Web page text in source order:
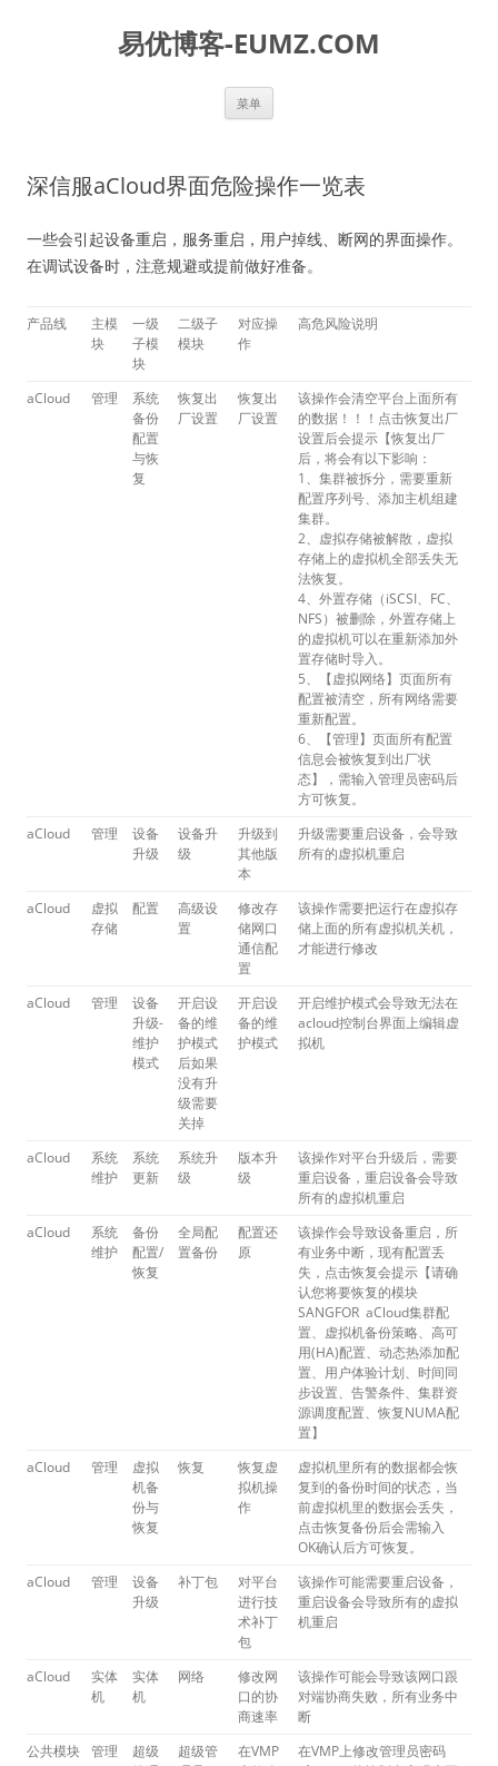
易优博客-EUMZ.COM
菜单
深信服aCloud界面危险操作一览表
一些会引起设备重启，服务重启，用户掉线、断网的界面操作。
在调试设备时，注意规避或提前做好准备。
产品线
主模
块
一级
子模
块
二级子
模块
对应操
作
高危风险说明
aCloud 管理
系统
备份
配置
与恢
复
恢复出
厂设置
恢复出
厂设置
该操作会清空平台上面所有
的数据！！！点击恢复出厂
设置后会提示【恢复出厂
后，将会有以下影响：
1、集群被拆分，需要重新
配置序列号、添加主机组建
集群。
2、虚拟存储被解散，虚拟
存储上的虚拟机全部丢失无
法恢复。
4、外置存储（iSCSI、FC、
NFS）被删除，外置存储上
的虚拟机可以在重新添加外
置存储时导入。
5、【虚拟网络】页面所有
配置被清空，所有网络需要
重新配置。
6、【管理】页面所有配置
信息会被恢复到出厂状
态】，需输入管理员密码后
方可恢复。
aCloud
管理
设备
升级
设备升
级
升级到
其他版
本
升级需要重启设备，会导致
所有的虚拟机重启
aCloud
虚拟
存储
配置
高级设
置
修改存
储网口
通信配
置
该操作需要把运行在虚拟存
储上面的所有虚拟机关机，
才能进行修改
aCloud 管理
设备
升级-
维护
模式
开启设
备的维
护模式
后如果
没有升
级需要
关掉
开启设
备的维
护模式
开启维护模式会导致无法在
acloud控制台界面上编辑虚
拟机
aCloud
系统
维护
系统
更新
系统升
级
版本升
级
该操作对平台升级后，需要
重启设备，重启设备会导致
所有的虚拟机重启
aCloud
系统
维护
备份
配置/
恢复
全局配
置备份
配置还
原
该操作会导致设备重启，所
有业务中断，现有配置丢
失，点击恢复会提示【请确
认您将要恢复的模块
SANGFOR aCloud集群配
置、虚拟机备份策略、高可
用(HA)配置、动态热添加配
置、用户体验计划、时间同
步设置、告警条件、集群资
源调度配置、恢复NUMA配
置】
aCloud
管理
虚拟
机备
份与
恢复
恢复
恢复虚
拟机操
作
虚拟机里所有的数据都会恢
复到的备份时间的状态，当
前虚拟机里的数据会丢失，
点击恢复备份后会需输入
OK确认后方可恢复。
aCloud
管理
设备
升级
补丁包
对平台
进行技
术补丁
包
该操作可能需要重启设备，
重启设备会导致所有的虚拟
机重启
aCloud
实体
机
实体
机
网络
修改网
口的协
商速率
该操作可能会导致该网口跟
对端协商失败，所有业务中
断
公共模块 管理
超级
超级管
在VMP
在VMP上修改管理员密码